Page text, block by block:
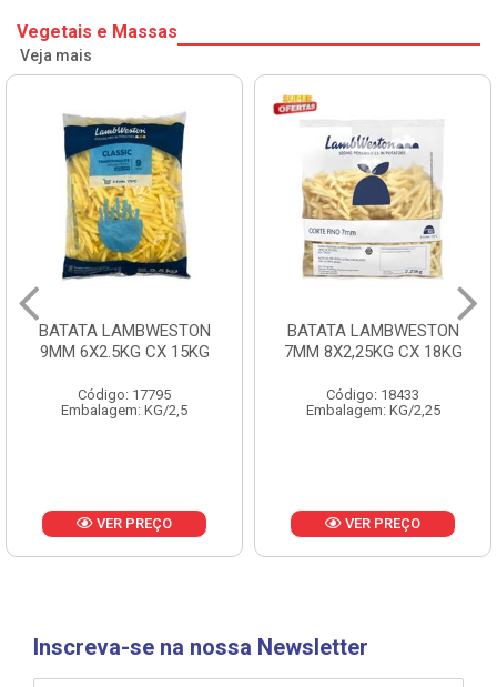
Vegetais e Massas
Veja mais
BATATA LAMBWESTON
9MM 6X2.5KG CX 15KG
Código: 17795
Embalagem: KG/2,5
VER PREÇO
BATATA LAMBWESTON
7MM 8X2,25KG CX 18KG
Código: 18433
Embalagem: KG/2,25
VER PREÇO
Inscreva-se na nossa Newsletter